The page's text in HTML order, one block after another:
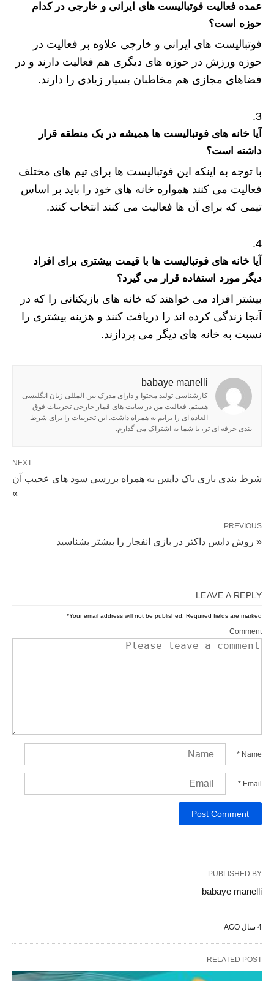
عمده فعالیت فوتبالیست های ایرانی و خارجی در کدام
حوزه است؟
فوتبالیست های ایرانی و خارجی علاوه بر فعالیت در
حوزه ورزش در حوزه های دیگری هم فعالیت دارند و در
فضاهای مجازی هم مخاطبان بسیار زیادی را دارند.
آیا خانه های فوتبالیست ها همیشه در یک منطقه قرار
داشته است؟
با توجه به اینکه این فوتبالیست ها برای تیم های مختلف
فعالیت می کنند همواره خانه های خود را باید بر اساس
تیمی که برای آن ها فعالیت می کنند انتخاب کنند.
آیا خانه های فوتبالیست ها با قیمت بیشتری برای افراد
دیگر مورد استفاده قرار می گیرد؟
بیشتر افراد می خواهند که خانه های بازیکنانی را که در
آنجا زندگی کرده اند را دریافت کنند و هزینه بیشتری را
نسبت به خانه های دیگر می پردازند.
babaye manelli
کارشناسی تولید محتوا و دارای مدرک بین المللی زبان انگلیسی
هستم. فعالیت من در سایت های قمار خارجی تجربیات فوق
العاده ای را برایم به همراه داشت. این تجربیات را برای شرط
بندی حرفه ای تر، با شما به اشتراک می گذارم.
NEXT
شرط بندی بازی باک دایس به همراه بررسی سود های عجیب آن
»
PREVIOUS
« روش دایس داکتر در بازی انفجار را بیشتر بشناسید
LEAVE A REPLY
Your email address will not be published. Required fields are marked
*
Comment
Name
*
Email
*
PUBLISHED BY
babaye manelli
4 سال AGO
RELATED POST